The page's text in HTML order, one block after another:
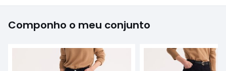
Componho o meu conjunto